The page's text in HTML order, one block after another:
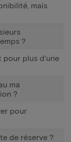
mais
?
pour plus d'une
ma
?
pour
de réserve ?